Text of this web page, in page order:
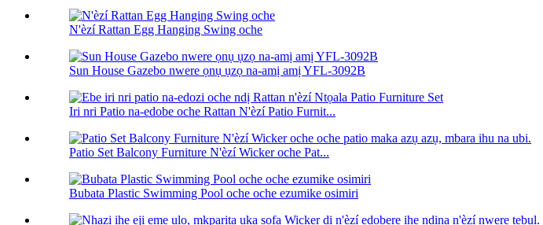
N'èzí Rattan Egg Hanging Swing oche
Sun House Gazebo nwere ọnụ ụzọ na-amị amị YFL-3092B
Iri nri Patio na-edobe oche Rattan N'èzí Patio Furnit...
Patio Set Balcony Furniture N'èzí Wicker oche Pat...
Bubata Plastic Swimming Pool oche oche ezumike osimiri